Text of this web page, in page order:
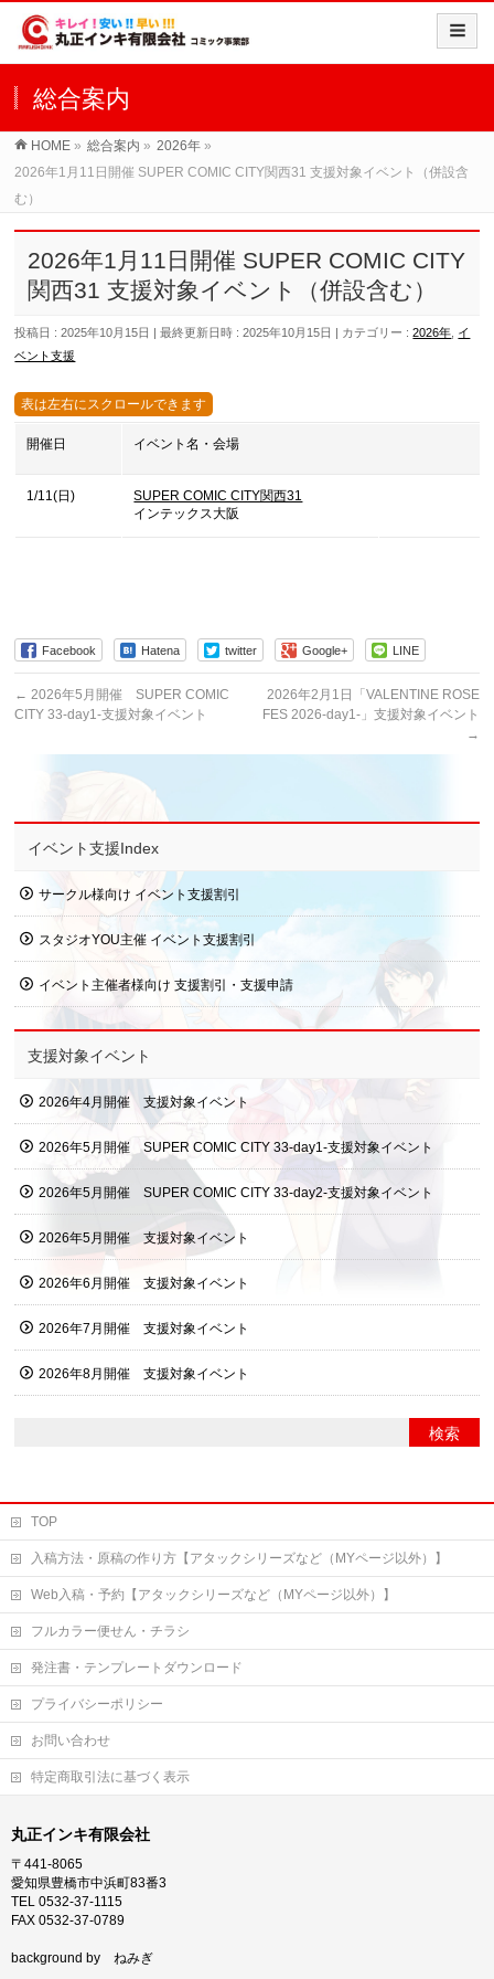
総合案内
HOME » 総合案内 » 2026年 »
2026年1月11日開催 SUPER COMIC CITY関西31 支援対象イベント（併設含
む）
2026年1月11日開催 SUPER COMIC CITY
関西31 支援対象イベント（併設含む）
投稿日 : 2025年10月15日 最終更新日時 : 2025年10月15日 カテゴリー :2026年 イ
ベント支援
開催日 イベント名・会場
1/11(日)
SUPER COMIC CITY関西31
インテックス大阪
Facebook Hatena twitter Google+ LINE
← 2026年5月開催 SUPER COMIC
CITY 33-day1-支援対象イベント
2026年2月1日「VALENTINE ROSE
FES 2026-day1-」支援対象イベント
→
イベント支援Index
サークル様向け イベント支援割引
スタジオYOU主催 イベント支援割引
イベント主催者様向け 支援割引・支援申請
支援対象イベント
2026年4月開催 支援対象イベント
2026年5月開催 SUPER COMIC CITY 33-day1-支援対象イベント
2026年5月開催 SUPER COMIC CITY 33-day2-支援対象イベント
2026年5月開催 支援対象イベント
2026年6月開催 支援対象イベント
2026年7月開催 支援対象イベント
2026年8月開催 支援対象イベント
TOP
入稿方法・原稿の作り方【アタックシリーズなど（MYページ以外）】
Web入稿・予約【アタックシリーズなど（MYページ以外）】
フルカラー便せん・チラシ
発注書・テンプレートダウンロード
プライバシーポリシー
お問い合わせ
特定商取引法に基づく表示
丸正インキ有限会社
〒441-8065
愛知県豊橋市中浜町83番3
TEL 0532-37-1115
FAX 0532-37-0789
background by ねみぎ